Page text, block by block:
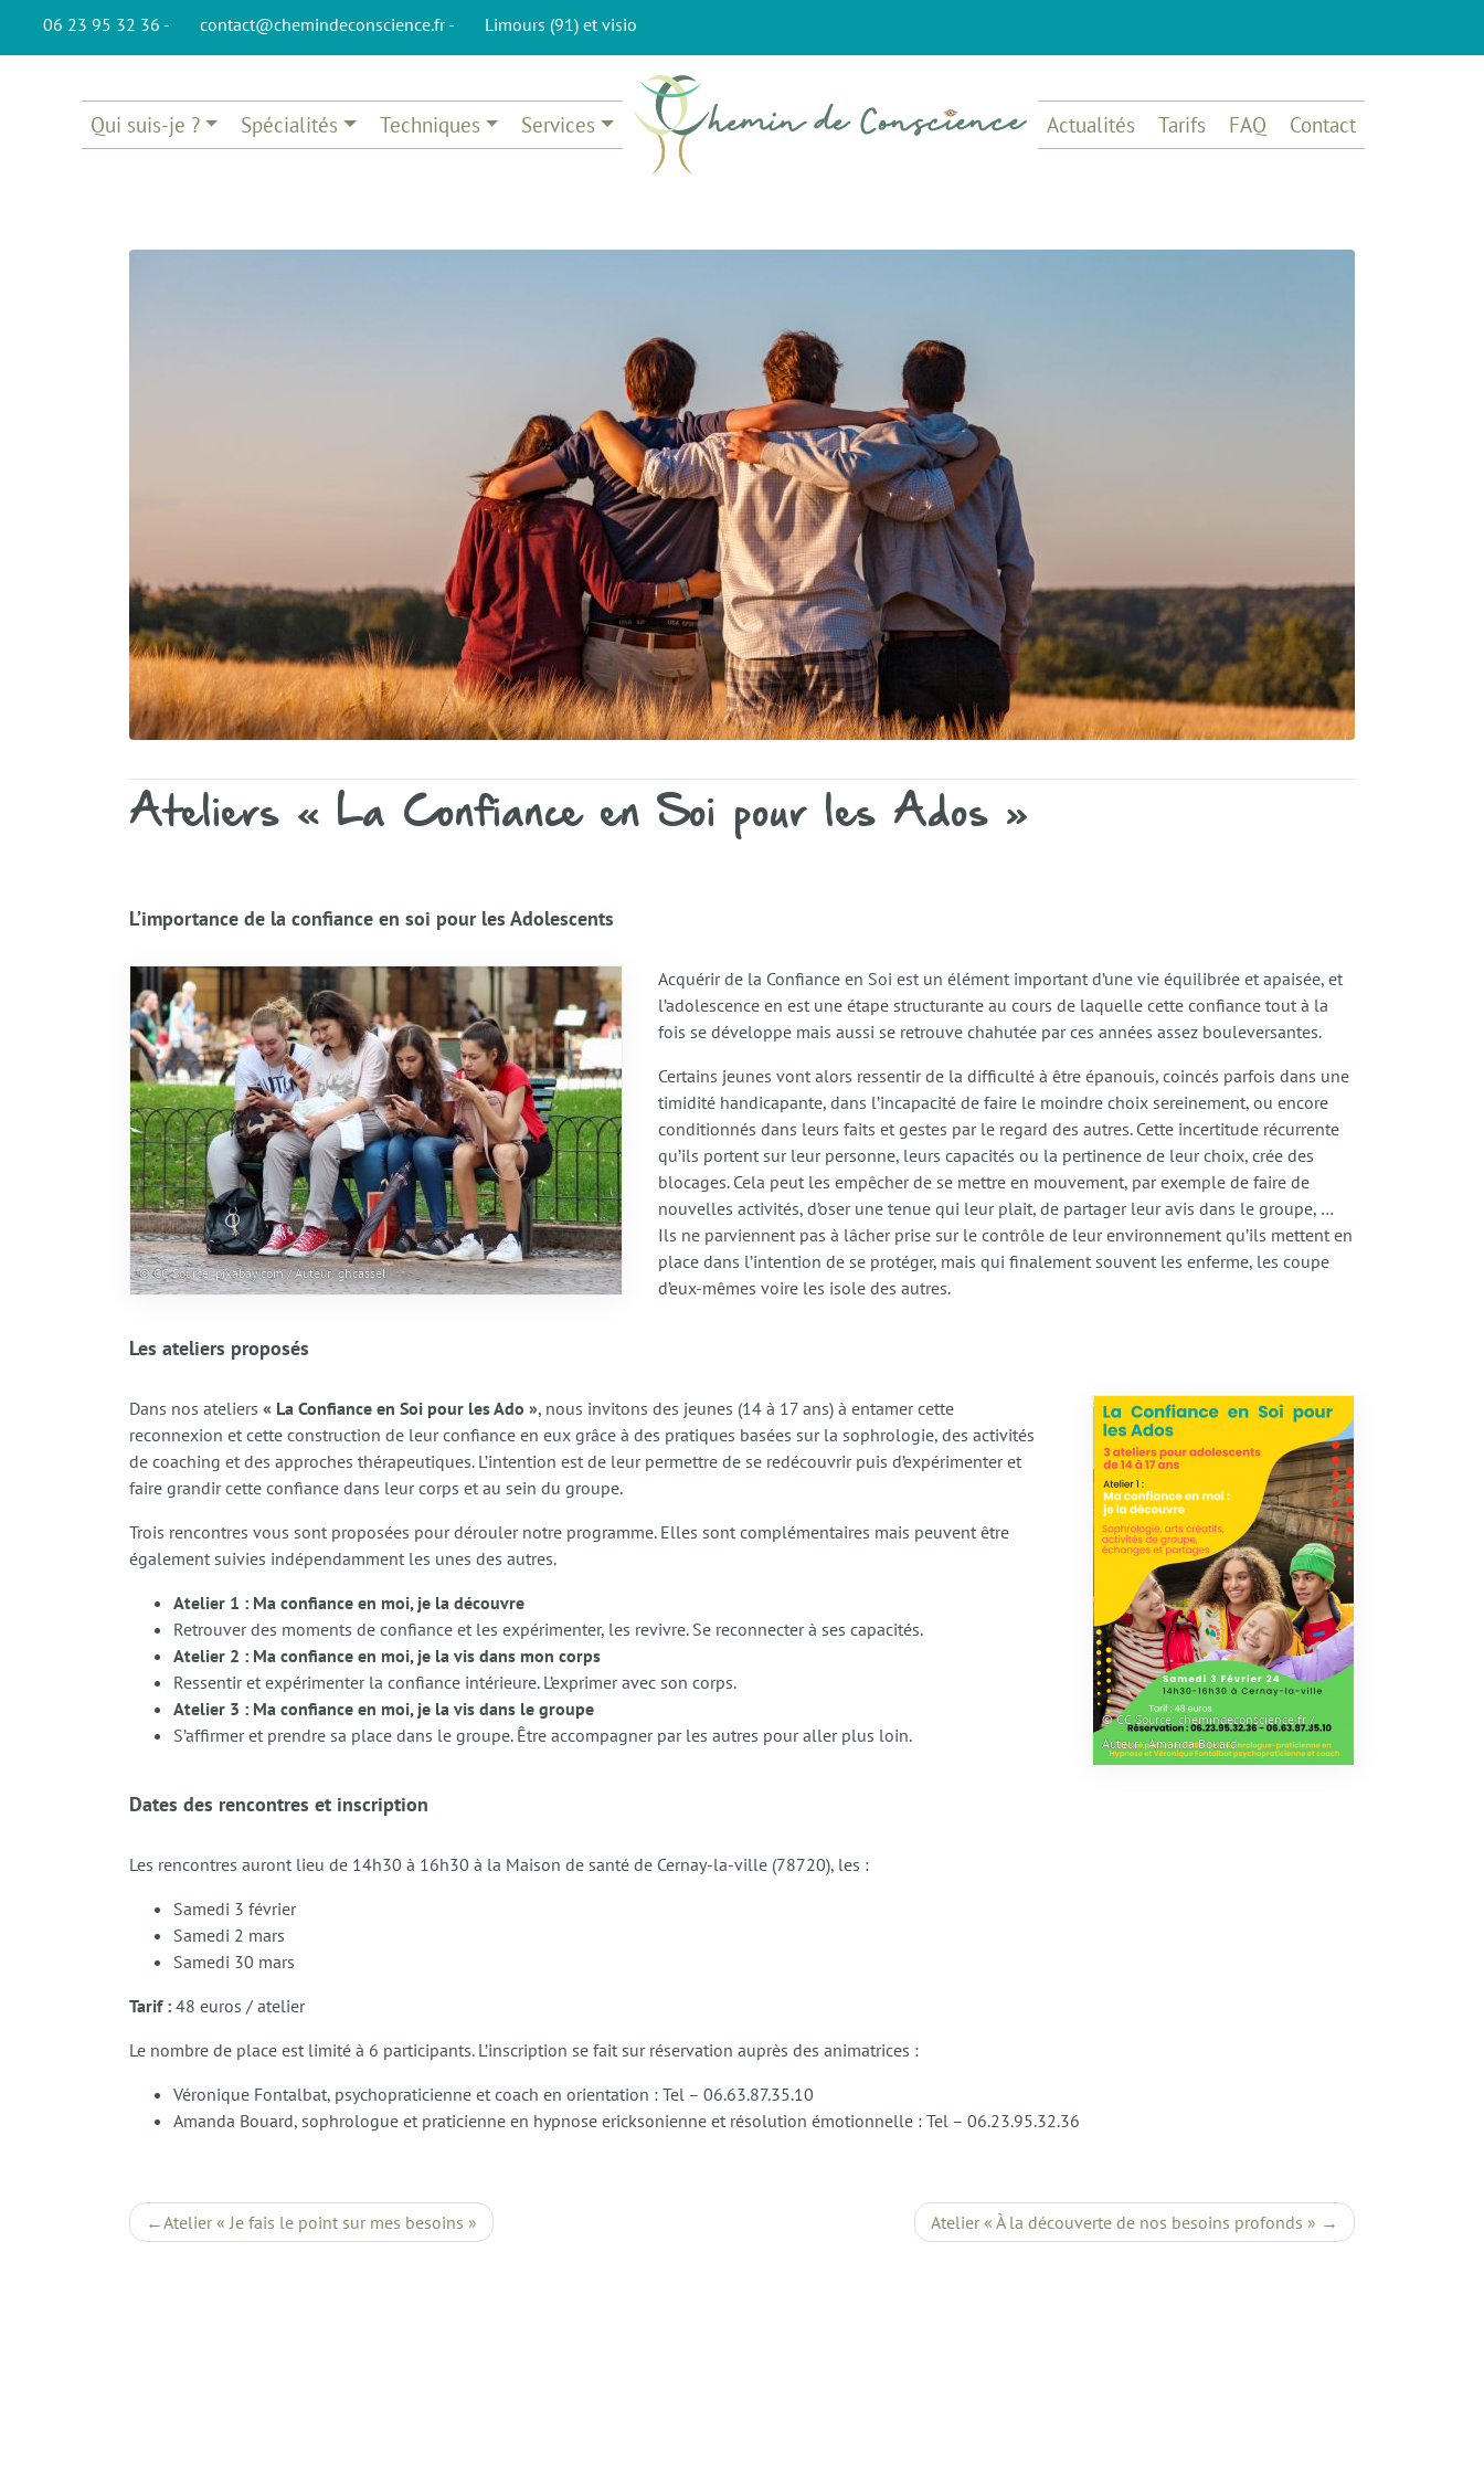
06 23 95 32 36 - contact@chemindeconscience.fr - Limours (91) et visio
Qui suis-je ? Spécialités Techniques Services Actualités Tarifs FAQ Contact
Ateliers « La Confiance en Soi pour les Ados »
L’importance de la confiance en soi pour les Adolescents
© CC Source: pixabay.com / Auteur: ghcassel
Acquérir de la Confiance en Soi est un élément important d’une vie équilibrée et apaisée, et
l’adolescence en est une étape structurante au cours de laquelle cette confiance tout à la
fois se développe mais aussi se retrouve chahutée par ces années assez bouleversantes.
Certains jeunes vont alors ressentir de la difficulté à être épanouis, coincés parfois dans une
timidité handicapante, dans l’incapacité de faire le moindre choix sereinement, ou encore
conditionnés dans leurs faits et gestes par le regard des autres. Cette incertitude récurrente
qu’ils portent sur leur personne, leurs capacités ou la pertinence de leur choix, crée des
blocages. Cela peut les empêcher de se mettre en mouvement, par exemple de faire de
nouvelles activités, d’oser une tenue qui leur plait, de partager leur avis dans le groupe, …
Ils ne parviennent pas à lâcher prise sur le contrôle de leur environnement qu’ils mettent en
place dans l’intention de se protéger, mais qui finalement souvent les enferme, les coupe
d’eux-mêmes voire les isole des autres.
Les ateliers proposés
© CC Source: chemindeconscience.fr /
Auteur : Amanda Bouard
Dans nos ateliers « La Confiance en Soi pour les Ado », nous invitons des jeunes (14 à 17 ans) à entamer cette
reconnexion et cette construction de leur confiance en eux grâce à des pratiques basées sur la sophrologie, des activités
de coaching et des approches thérapeutiques. L’intention est de leur permettre de se redécouvrir puis d’expérimenter et
faire grandir cette confiance dans leur corps et au sein du groupe.
Trois rencontres vous sont proposées pour dérouler notre programme. Elles sont complémentaires mais peuvent être
également suivies indépendamment les unes des autres.
Atelier 1 : Ma confiance en moi, je la découvre
Retrouver des moments de confiance et les expérimenter, les revivre. Se reconnecter à ses capacités.
Atelier 2 : Ma confiance en moi, je la vis dans mon corps
Ressentir et expérimenter la confiance intérieure. L’exprimer avec son corps.
Atelier 3 : Ma confiance en moi, je la vis dans le groupe
S’affirmer et prendre sa place dans le groupe. Être accompagner par les autres pour aller plus loin.
Dates des rencontres et inscription
Les rencontres auront lieu de 14h30 à 16h30 à la Maison de santé de Cernay-la-ville (78720), les :
Samedi 3 février
Samedi 2 mars
Samedi 30 mars
Tarif : 48 euros / atelier
Le nombre de place est limité à 6 participants. L’inscription se fait sur réservation auprès des animatrices :
Véronique Fontalbat, psychopraticienne et coach en orientation : Tel – 06.63.87.35.10
Amanda Bouard, sophrologue et praticienne en hypnose ericksonienne et résolution émotionnelle : Tel – 06.23.95.32.36
Navigation
Atelier « Je fais le point sur mes besoins » Atelier « À la découverte de nos besoins profonds »